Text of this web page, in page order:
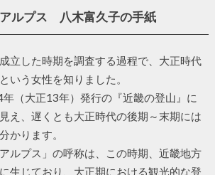
ルプス 八木富久子の手紙
立した時期を調査する過程で、大正時代
いう女性を知りました。
年（大正13年）発行の『近畿の登山』に
え、遅くとも大正時代の後期～末期には
かります。
ルプス」の呼称は、この時期、近畿地方
生じており、大正期における観光的な登